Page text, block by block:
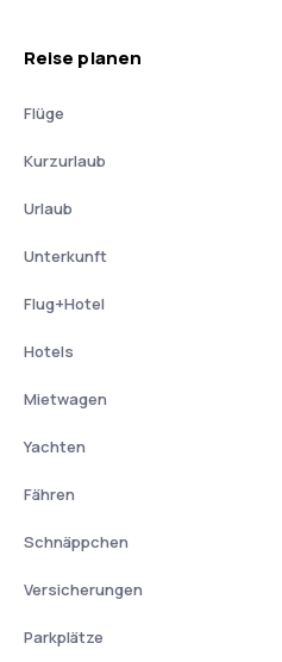
Reise planen
Flüge
Kurzurlaub
Urlaub
Unterkunft
Flug+Hotel
Hotels
Mietwagen
Yachten
Fähren
Schnäppchen
Versicherungen
Parkplätze